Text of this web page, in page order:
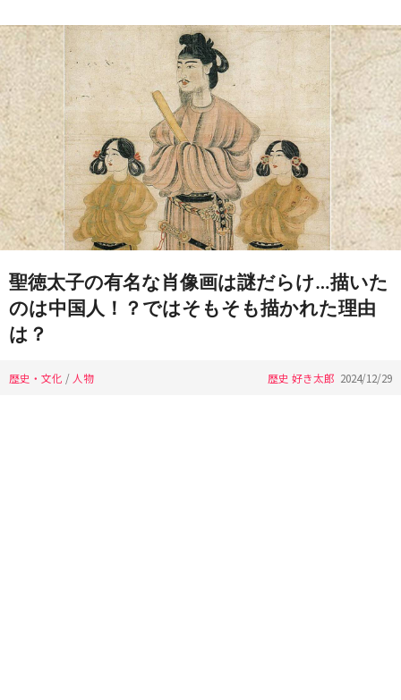
聖徳太子の有名な肖像画は謎だらけ…描いた
のは中国人！？ではそもそも描かれた理由
は？
歴史・文化 / 人物 歴史 好き太郎 2024/12/29